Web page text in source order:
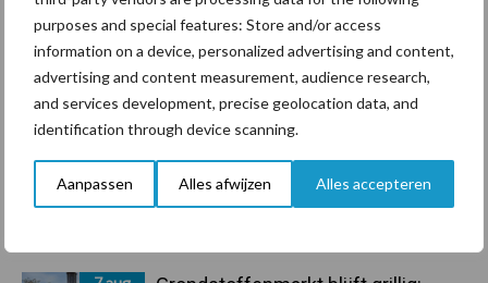
purposes and special features: Store and/or access
information on a device, personalized advertising and content,
advertising and content measurement, audience research,
and services development, precise geolocation data, and
identification through device scanning.
Aanpassen Alles afwijzen Alles accepteren
Primaire
Sidebar
Toon meer